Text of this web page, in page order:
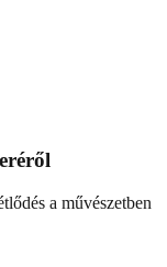
a művészetben